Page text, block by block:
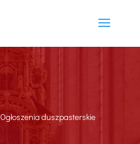
Ogłoszenia duszpasterskie